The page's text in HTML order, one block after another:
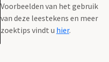
Voorbeelden van het gebruik
van deze leestekens en meer
zoektips vindt u hier.